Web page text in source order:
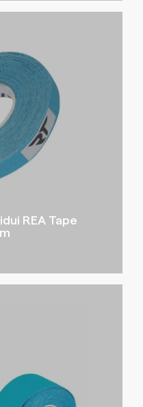
REA Tape